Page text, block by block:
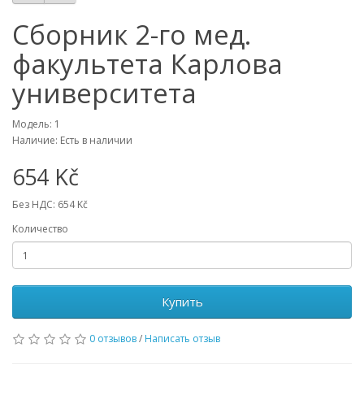
Сборник 2-го мед.
факультета Карлова
университета
Модель: 1
Наличие: Есть в наличии
654 Kč
Без НДС: 654 Kč
Количество
Купить
0 отзывов/ Написать отзыв